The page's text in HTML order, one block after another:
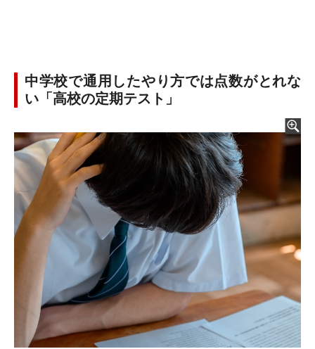
中学校で通用したやり方では点数がとれな
い「高校の定期テスト」